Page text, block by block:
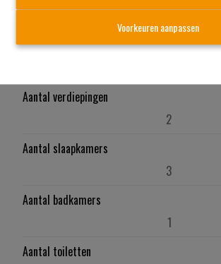
Voorkeuren aanpassen
Algemeen
Adres
Aantal verdiepingen
2
Aantal slaapkamers
3
Aantal badkamers
1
Aantal toiletten